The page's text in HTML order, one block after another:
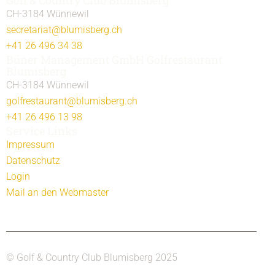
t
i
v
:
CH-3184 Wünnewil
secretariat@blumisberg.ch
+41 26 496 34 38
CH-3184 Wünnewil
golfrestaurant@blumisberg.ch
+41 26 496 13 98
Impressum
Datenschutz
Login
Mail an den Webmaster
© Golf & Country Club Blumisberg 2025